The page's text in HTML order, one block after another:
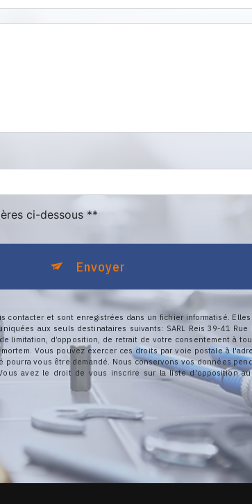
ci-dessous **
Envoyer
et sont enregistrées dans un fichier informatisé.
aux seuls destinataires suivants: SARL Reis 39-41
limitation, d’opposition, de retrait de votre consentement à
Vous pouvez exercer ces droits par voie postale à
vous être demandé. Nous conservons vos données
avez le droit de vous inscrire sur la liste d'opposition